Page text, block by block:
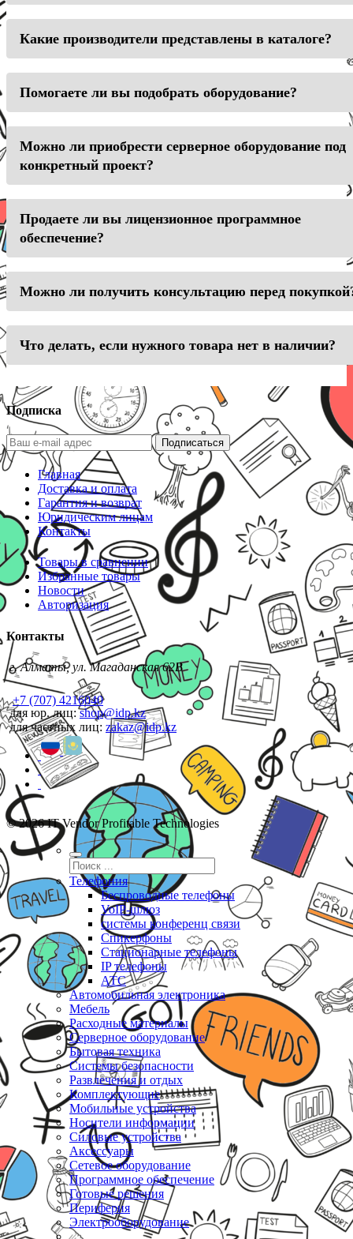
Какие производители представлены в каталоге?
Помогаете ли вы подобрать оборудование?
Можно ли приобрести серверное оборудование под
конкретный проект?
Продаете ли вы лицензионное программное
обеспечение?
Можно ли получить консультацию перед
Что делать, если нужного товара нет в наличии?
Подписка
Подписаться
Главная
Доставка и оплата
Гарантия и возврат
Юридическим лицам
Контакты
Товары в сравнении
Избранные товары
Новости
Авторизация
Контакты
г. Алматы, ул. Магаданская 62В
+7 (707) 4216040
для юр. лиц:shop@idp.kz
для частных лиц: zakaz@idp.kz
© 2026 IT Vendor Profitable Technologies
Телефония
Беспроводные телефоны
VoIP-шлюз
системы конференц связи
Спикерфоны
Стационарные телефоны
IP телефоны
АТС
Автомобильная электроника
Мебель
Расходные материалы
Серверное оборудование
Бытовая техника
Системы безопасности
Развлечения и отдых
Комплектующие
Мобильные устройства
Носители информации
Силовые устройства
Аксессуары
Сетевое оборудование
Программное обеспечение
Готовые решения
Периферия
Электрооборудование